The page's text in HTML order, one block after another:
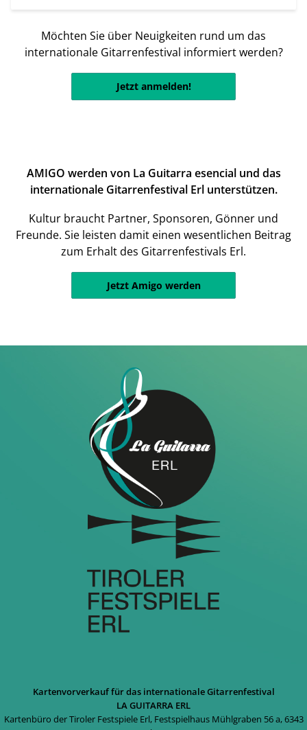
Möchten Sie über Neuigkeiten rund um das
internationale Gitarrenfestival informiert werden?
Jetzt anmelden!
AMIGO werden von La Guitarra esencial und das
internationale Gitarrenfestival Erl unterstützen.
Kultur braucht Partner, Sponsoren, Gönner und
Freunde. Sie leisten damit einen wesentlichen Beitrag
zum Erhalt des Gitarrenfestivals Erl.
Jetzt Amigo werden
Kartenvorverkauf für das internationale Gitarrenfestival
LA GUITARRA ERL
Kartenbüro der Tiroler Festspiele Erl, Festspielhaus Mühlgraben 56 a, 6343